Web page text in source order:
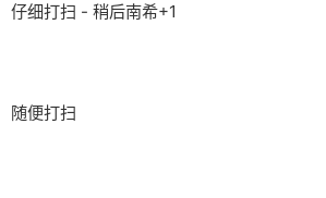
仔细打扫 - 稍后南希+1
随便打扫